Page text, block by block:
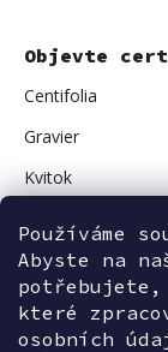
Používáme
Abyste na
potřebujete,
které
osobních
Objevte
Centifolia
Gravier
Kvitok
Avant Skincare
Sonnentor